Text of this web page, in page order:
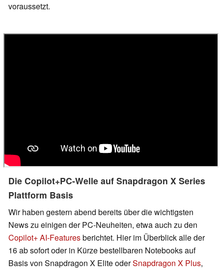
voraussetzt.
Die Copilot+PC-Welle auf Snapdragon X Series
Plattform Basis
Wir haben gestern abend bereits über die wichtigsten
News zu einigen der PC-Neuheiten, etwa auch zu den
Copilot+ AI-Featuresberichtet. Hier im Überblick alle der
16 ab sofort oder in Kürze bestellbaren Notebooks auf
Basis von Snapdragon X Elite oderSnapdragon X Plus,